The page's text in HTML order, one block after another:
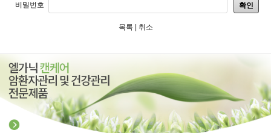
비밀번호 확인
목록 취소